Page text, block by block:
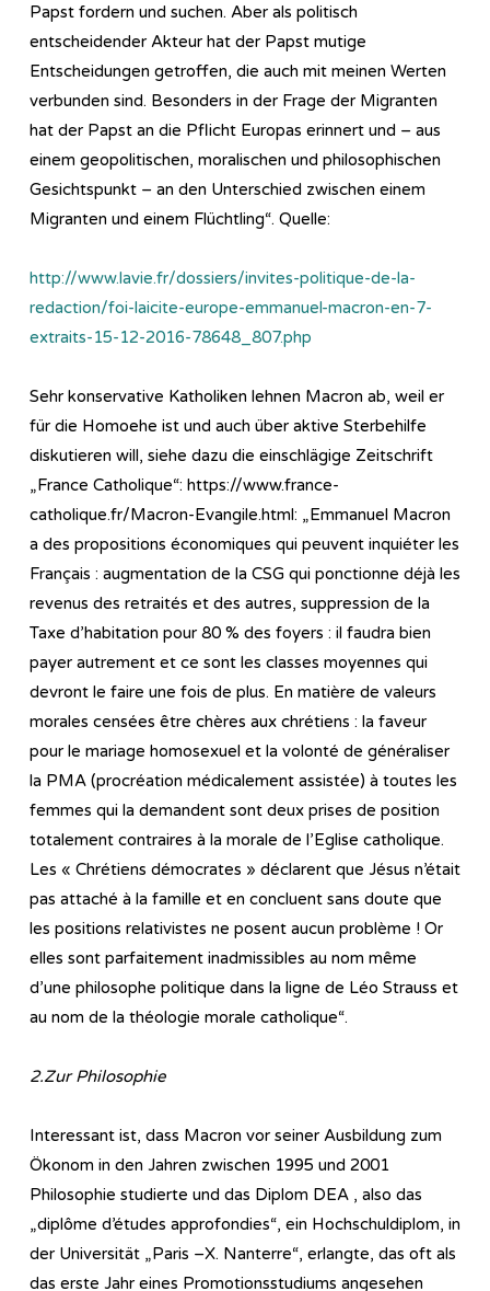
Papst fordern und suchen. Aber als politisch
entscheidender Akteur hat der Papst mutige
Entscheidungen getroffen, die auch mit meinen Werten
verbunden sind. Besonders in der Frage der Migranten
hat der Papst an die Pflicht Europas erinnert und – aus
einem geopolitischen, moralischen und philosophischen
Gesichtspunkt – an den Unterschied zwischen einem
Migranten und einem Flüchtling“. Quelle:
http://www.lavie.fr/dossiers/invites-politique-de-la-
redaction/foi-laicite-europe-emmanuel-macron-en-7-
extraits-15-12-2016-78648_807.php
Sehr konservative Katholiken lehnen Macron ab, weil er
für die Homoehe ist und auch über aktive Sterbehilfe
diskutieren will, siehe dazu die einschlägige Zeitschrift
„France Catholique“: https://www.france-
catholique.fr/Macron-Evangile.html: „Emmanuel Macron
a des propositions économiques qui peuvent inquiéter les
Français : augmentation de la CSG qui ponctionne déjà les
revenus des retraités et des autres, suppression de la
Taxe d’habitation pour 80 % des foyers : il faudra bien
payer autrement et ce sont les classes moyennes qui
devront le faire une fois de plus. En matière de valeurs
morales censées être chères aux chrétiens : la faveur
pour le mariage homosexuel et la volonté de généraliser
la PMA (procréation médicalement assistée) à toutes les
femmes qui la demandent sont deux prises de position
totalement contraires à la morale de l’Eglise catholique.
Les « Chrétiens démocrates » déclarent que Jésus n’était
pas attaché à la famille et en concluent sans doute que
les positions relativistes ne posent aucun problème ! Or
elles sont parfaitement inadmissibles au nom même
d’une philosophe politique dans la ligne de Léo Strauss et
au nom de la théologie morale catholique“.
2.Zur Philosophie
Interessant ist, dass Macron vor seiner Ausbildung zum
Ökonom in den Jahren zwischen 1995 und 2001
Philosophie studierte und das Diplom DEA , also das
„diplôme d’études approfondies“, ein Hochschuldiplom, in
der Universität „Paris –X. Nanterre“, erlangte, das oft als
das erste Jahr eines Promotionsstudiums angesehen